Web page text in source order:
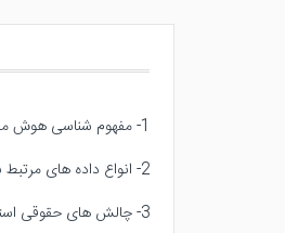
1- مفهوم شناسی هوش مصنوعی و ارتباط آن با داده ها
2- انواع داده های مرتبط با هوش مصنوعی
3- چالش های حقوقی استفاده از داده ها در هوش مصنوعی